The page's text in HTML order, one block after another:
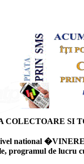
SI
nivel national
programul de lucru